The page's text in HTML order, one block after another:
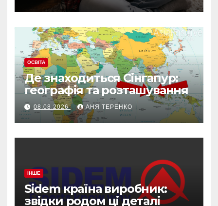
ОСВІТА
Де знаходиться Сінгапур:
географія та розташування
08.08.2026 АНЯ ТЕРЕНКО
ІНШЕ
Sidem країна виробник:
звідки родом ці деталі